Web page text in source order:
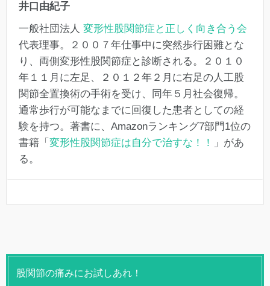
井口由紀子
一般社団法人 変形性股関節症と正しく向き合う会
代表理事。２００７年仕事中に突然歩行困難とな
り、両側変形性股関節症と診断される。２０１０
年１１月に左足、２０１２年２月に右足の人工股
関節全置換術の手術を受け、同年５月社会復帰。
通常歩行が可能なまでに回復した患者としての経
験を持つ。著書に、Amazonランキング7部門1位の
書籍「 変形性股関節症は自分で治すな！！
」があ
る。
股関節の痛みにお試しあれ！